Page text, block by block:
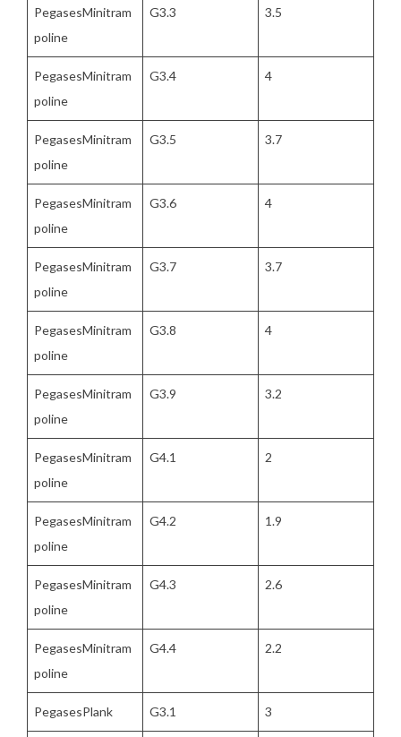
PegasesMinitram
poline
G3.3 3.5
PegasesMinitram
poline
G3.4 4
PegasesMinitram
poline
G3.5 3.7
PegasesMinitram
poline
G3.6 4
PegasesMinitram
poline
G3.7 3.7
PegasesMinitram
poline
G3.8 4
PegasesMinitram
poline
G3.9 3.2
PegasesMinitram
poline
G4.1 2
PegasesMinitram
poline
G4.2 1.9
PegasesMinitram
poline
G4.3 2.6
PegasesMinitram
poline
G4.4 2.2
PegasesPlank G3.1 3